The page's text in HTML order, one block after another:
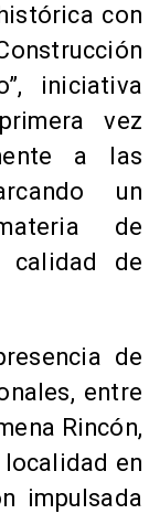
con
iniciativa
vez
a las
un
de
calidad de
de
entre
Rincón,
en
impulsada